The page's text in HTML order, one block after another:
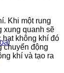
Khi một rung
xung quanh sẽ
không khí đó
chuyển động
khí và tạo ra